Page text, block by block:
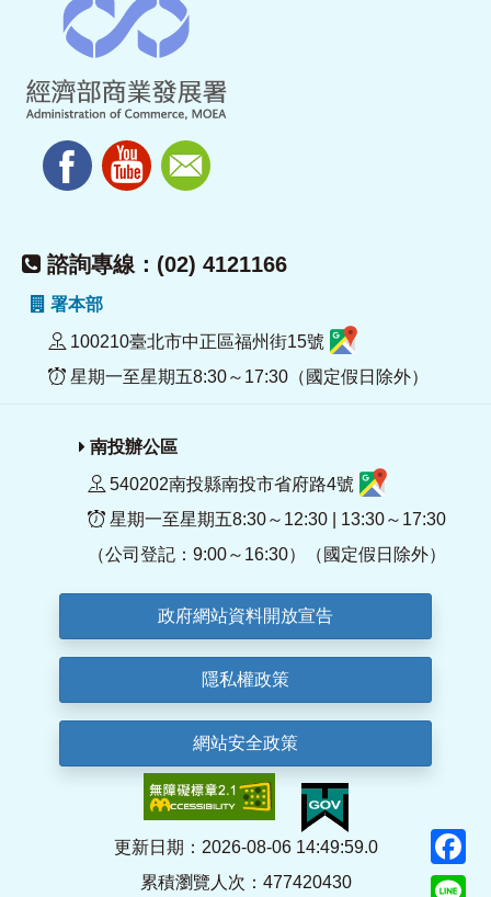
諮詢專線：(02) 4121166
署本部
100210臺北市中正區福州街15號
星期一至星期五8:30～17:30（國定假日除外）
南投辦公區
540202南投縣南投市省府路4號
星期一至星期五8:30～12:30 | 13:30～17:30
（公司登記：9:00～16:30）（國定假日除外）
政府網站資料開放宣告
隱私權政策
網站安全政策
更新日期：2026-08-06 14:49:59.0
累積瀏覽人次：477420430